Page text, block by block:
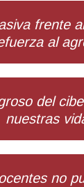
frente
al
del
nuestras
no